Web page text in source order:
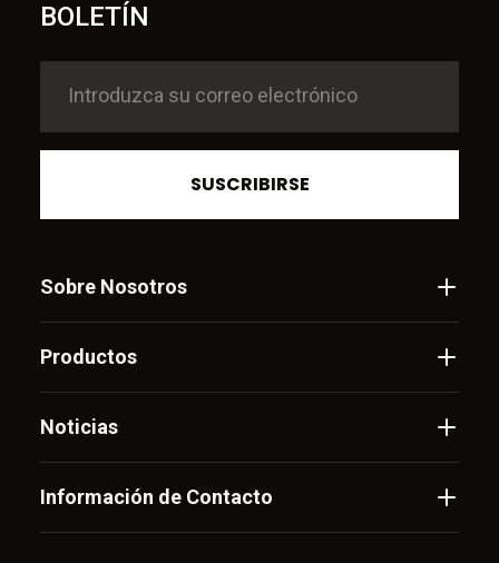
BOLETÍN
SUSCRIBIRSE
Sobre Nosotros
Productos
Noticias
Información de Contacto